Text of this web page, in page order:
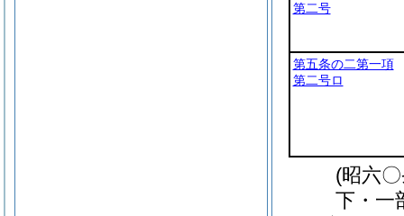
第二号
第五条の二第一項
第二号ロ
(昭六
下・一